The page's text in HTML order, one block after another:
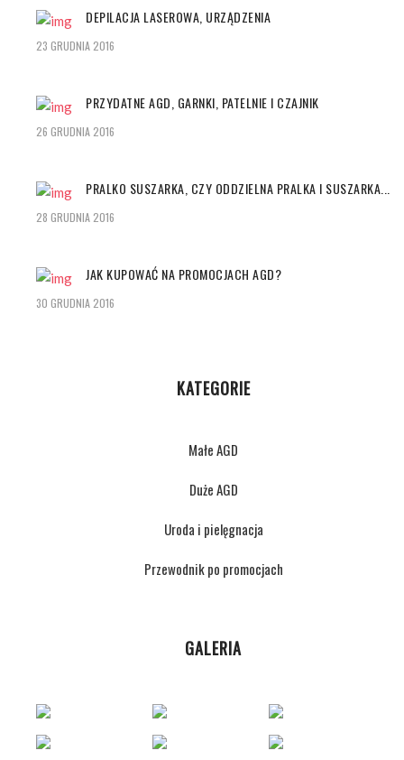
DEPILACJA LASEROWA, URZĄDZENIA
23 GRUDNIA 2016
PRZYDATNE AGD, GARNKI, PATELNIE I CZAJNIK
26 GRUDNIA 2016
PRALKO SUSZARKA, CZY ODDZIELNA PRALKA I SUSZARKA...
28 GRUDNIA 2016
JAK KUPOWAĆ NA PROMOCJACH AGD?
30 GRUDNIA 2016
KATEGORIE
Małe AGD
Duże AGD
Uroda i pielęgnacja
Przewodnik po promocjach
GALERIA